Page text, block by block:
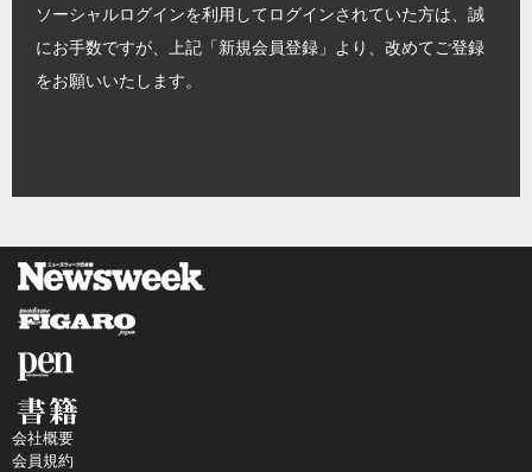
ソーシャルログインを利用してログインされていた方は、誠
にお手数ですが、上記「新規会員登録」より、改めてご登録
をお願いいたします。
会社概要
会員規約